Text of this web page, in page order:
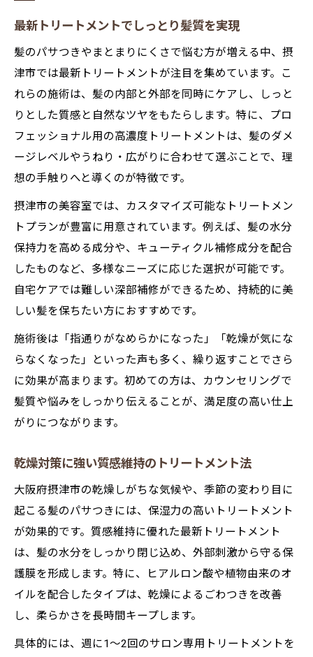
最新トリートメントでしっとり髪質を実現
髪のパサつきやまとまりにくさで悩む方が増える中、摂
津市では最新トリートメントが注目を集めています。こ
れらの施術は、髪の内部と外部を同時にケアし、しっと
りとした質感と自然なツヤをもたらします。特に、プロ
フェッショナル用の高濃度トリートメントは、髪のダメ
ージレベルやうねり・広がりに合わせて選ぶことで、理
想の手触りへと導くのが特徴です。
摂津市の美容室では、カスタマイズ可能なトリートメン
トプランが豊富に用意されています。例えば、髪の水分
保持力を高める成分や、キューティクル補修成分を配合
したものなど、多様なニーズに応じた選択が可能です。
自宅ケアでは難しい深部補修ができるため、持続的に美
しい髪を保ちたい方におすすめです。
施術後は「指通りがなめらかになった」「乾燥が気にな
らなくなった」といった声も多く、繰り返すことでさら
に効果が高まります。初めての方は、カウンセリングで
髪質や悩みをしっかり伝えることが、満足度の高い仕上
がりにつながります。
乾燥対策に強い質感維持のトリートメント法
大阪府摂津市の乾燥しがちな気候や、季節の変わり目に
起こる髪のパサつきには、保湿力の高いトリートメント
が効果的です。質感維持に優れた最新トリートメント
は、髪の水分をしっかり閉じ込め、外部刺激から守る保
護膜を形成します。特に、ヒアルロン酸や植物由来のオ
イルを配合したタイプは、乾燥によるごわつきを改善
し、柔らかさを長時間キープします。
具体的には、週に1～2回のサロン専用トリートメントを